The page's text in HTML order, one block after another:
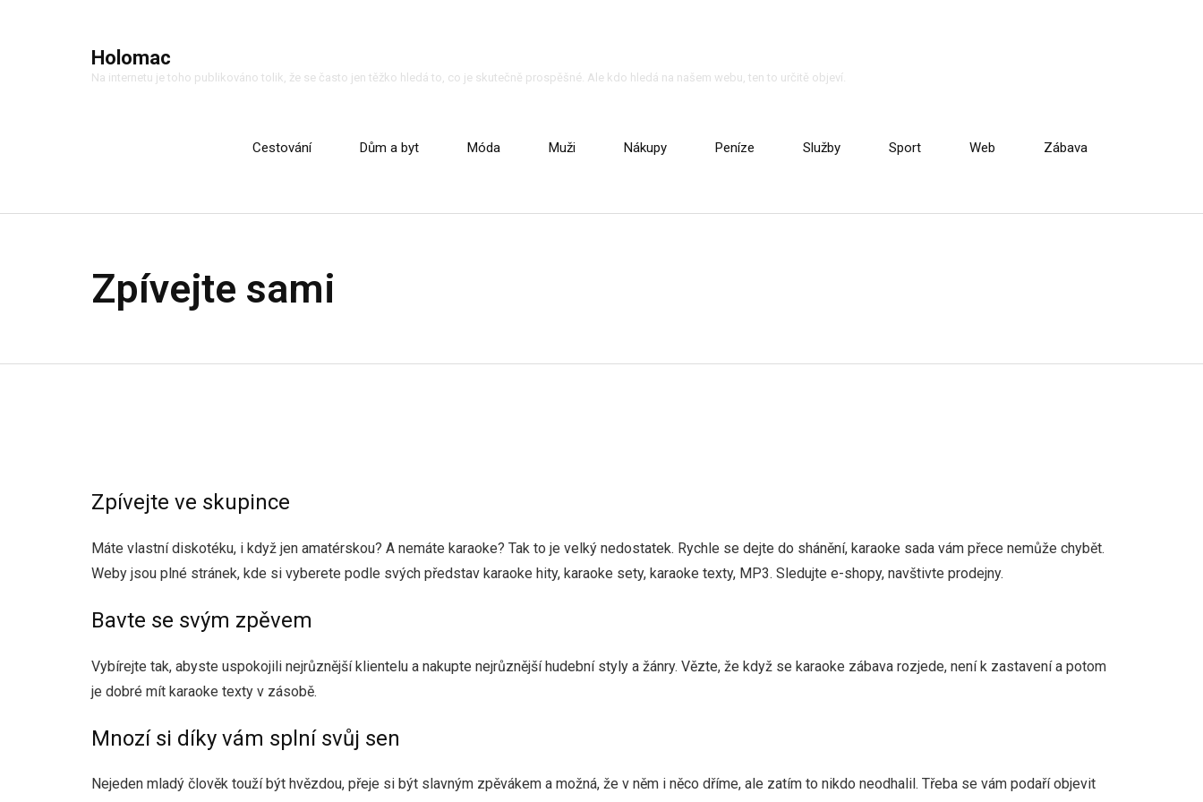
Holomac
Na internetu je toho publikováno tolik, že se často jen těžko hledá to, co je skutečně prospěšné. Ale kdo hledá na našem webu, ten to určitě objeví.
Cestování Dům a byt Móda Muži Nákupy Peníze Služby Sport Web Zábava
Zpívejte sami
Zpívejte ve skupince
Máte vlastní diskotéku, i když jen amatérskou? A nemáte karaoke? Tak to je velký nedostatek. Rychle se dejte do shánění, karaoke sada vám přece nemůže chybět.
Weby jsou plné stránek, kde si vyberete podle svých představ karaoke hity, karaoke sety, karaoke texty, MP3. Sledujte e-shopy, navštivte prodejny.
Bavte se svým zpěvem
Vybírejte tak, abyste uspokojili nejrůznější klientelu a nakupte nejrůznější hudební styly a žánry. Vězte, že když se karaoke zábava rozjede, není k zastavení a potom
je dobré mít karaoke texty v zásobě.
Mnozí si díky vám splní svůj sen
Nejeden mladý člověk touží být hvězdou, přeje si být slavným zpěvákem a možná, že v něm i něco dříme, ale zatím to nikdo neodhalil. Třeba se vám podaří objevit